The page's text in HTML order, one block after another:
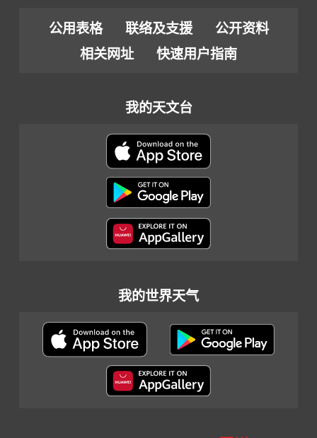
公用表格 联络及支援
公开资料
相关网址
快速用户指南
我的天文台
我的世界天气